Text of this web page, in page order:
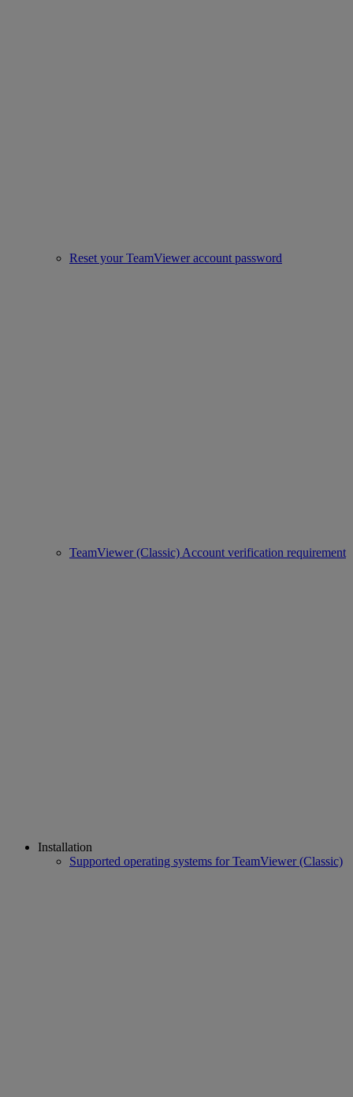
Reset your TeamViewer account password
TeamViewer (Classic) Account verification requirement
Installation
Supported operating systems for TeamViewer (Classic)